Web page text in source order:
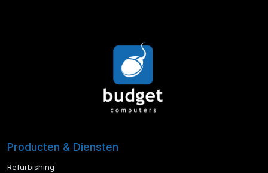
Producten & Diensten
Refurbishing